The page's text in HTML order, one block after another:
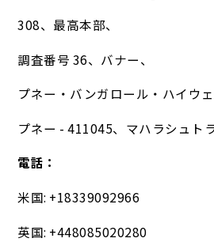
308、最高本部、
調査番号 36、バナー、
プネー・バンガロール・ハイウェ
プネー - 411045、マハラシュト
電話：
米国: +18339092966
英国: +448085020280